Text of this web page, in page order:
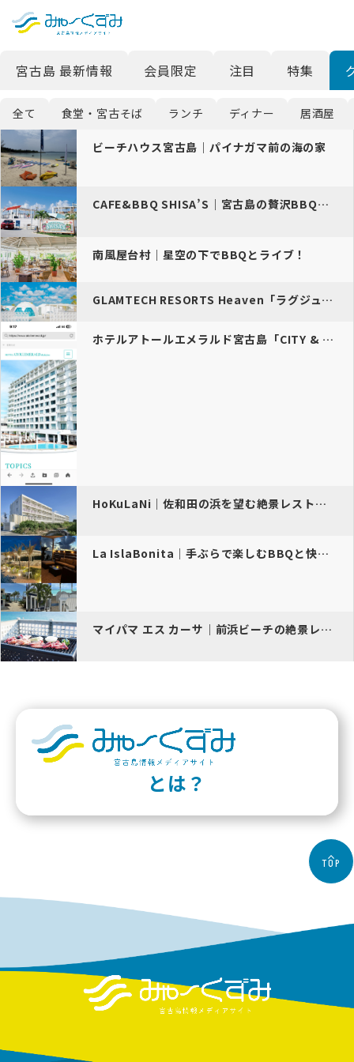
English
検索
宮古島 最新情報 会員限定 注目 特集
全て 食堂・宮古そば ランチ ディナー 居酒屋
ビーチハウス宮古島｜パイナガマ前の海の家
CAFE&BBQ SHISA’S｜宮古島の贅沢BBQ空間
南風屋台村｜星空の下でBBQとライブ！
GLAMTECH RESORTS Heaven「ラグジュアリーな体験…
ホテルアトールエメラルド宮古島「CITY & RESORT文…
HoKuLaNi｜佐和田の浜を望む絶景レストラン
La IslaBonita｜手ぶらで楽しむBBQと快適空間
マイパマ エス カーサ｜前浜ビーチの絶景レストラン
とは？
TOP